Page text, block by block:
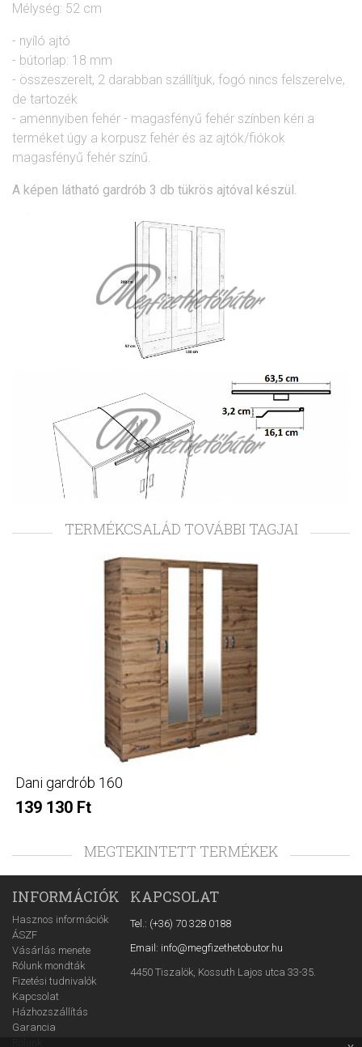
Mélység: 52 cm
- nyíló ajtó
- bútorlap: 18 mm
- összeszerelt, 2 darabban szállítjuk, fogó nincs felszerelve,
de tartozék
- amennyiben fehér - magasfényű fehér színben kéri a
terméket úgy a korpusz fehér és az ajtók/fiókok
magasfényű fehér színű.
A képen látható gardrób 3 db tükrös ajtóval készül.
TERMÉKCSALÁD TOVÁBBI TAGJAI
Dani gardrób 160
139 130 Ft
MEGTEKINTETT TERMÉKEK
INFORMÁCIÓK
Hasznos információk
ÁSZF
Vásárlás menete
Rólunk mondták
Fizetési tudnivalók
Kapcsolat
Házhozszállítás
Garancia
KAPCSOLAT
Tel.: (+36) 70 328 0188
Email: info@megfizethetobutor.hu
4450 Tiszalök, Kossuth Lajos utca 33-35.